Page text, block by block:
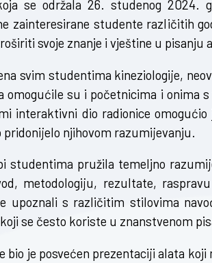
se održala 26. studenog 2024.
zainteresirane studente različitih
svoje znanje i vještine u pisanju
svim studentima kineziologije,
omogućile su i početnicima i onima
interaktivni dio radionice
pridonijelo njihovom razumijevanju.
studentima pružila temeljno
metodologiju, rezultate,
upoznali s različitim stilovima
se često koriste u znanstvenom
je posvećen prezentaciji alata